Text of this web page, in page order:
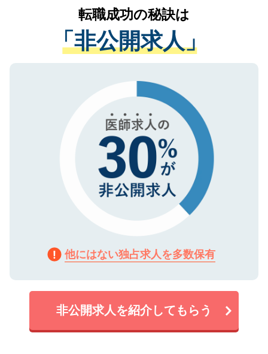
は、個人情報の取り扱いについての厳密な
管理基準を満たした事業者のみに付与され
る、プライバシーマークを取得済みです。
で、機密保持に関してもご安心ください。
かがいして、現在の医療機関の状況や紹介
経験をまじえながら、適切なアドバイスを
させていただきます。すぐにご転職をされ
ない方には、長期的なサポートが可能です
ので、まずはご登録ください。
転職成功の秘訣は
「非公開求人」
他にはない独占求人を多数保有
非公開求人を紹介してもらう